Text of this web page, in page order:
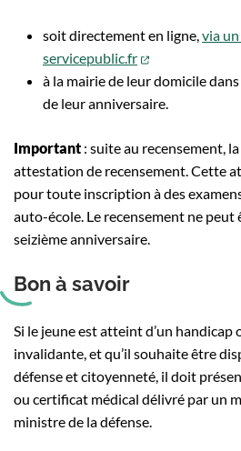
soit directement en ligne,via
servicepublic.fr
(ouverture
à la mairie de leur domicile
de leur anniversaire.
Important : suite au recensement,
attestation de recensement. Cette
pour toute inscription à des
auto-école. Le recensement ne
seizième anniversaire.
Bon à savoir
Si le jeune est atteint d’un handicap
invalidante, et qu’il souhaite être
défense et citoyenneté, il doit
ou certificat médical délivré par un
ministre de la défense.